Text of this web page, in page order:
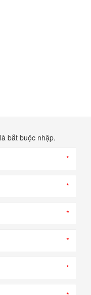
là bắt buộc nhập.